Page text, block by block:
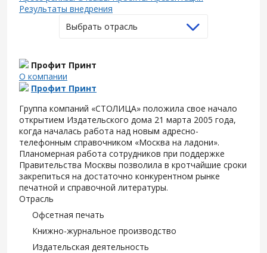
Результаты внедрения
Выбрать отрасль
Профит Принт
О компании
Профит Принт
Группа компаний «СТОЛИЦА» положила свое начало
открытием Издательского дома 21 марта 2005 года,
когда началась работа над новым адресно-
телефонным справочником «Москва на ладони».
Планомерная работа сотрудников при поддержке
Правительства Москвы позволила в кротчайшие сроки
закрепиться на достаточно конкурентном рынке
печатной и справочной литературы.
Отрасль
Офсетная печать
Книжно-журнальное производство
Издательская деятельность